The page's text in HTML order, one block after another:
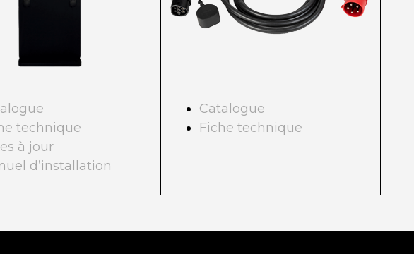
technique
à jour
d’installation
Catalogue
Fiche technique